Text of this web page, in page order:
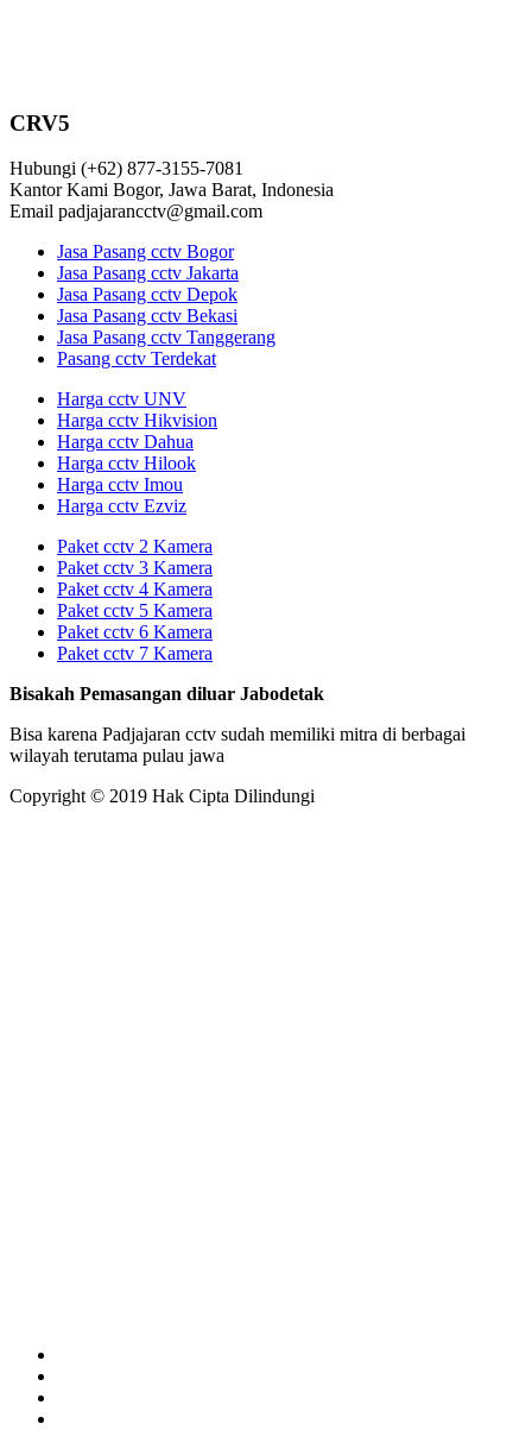
CRV5
Hubungi (+62) 877-3155-7081
Kantor Kami Bogor, Jawa Barat, Indonesia
Email padjajarancctv@gmail.com
Jasa Pasang cctv Bogor
Jasa Pasang cctv Jakarta
Jasa Pasang cctv Depok
Jasa Pasang cctv Bekasi
Jasa Pasang cctv Tanggerang
Pasang cctv Terdekat
Harga cctv UNV
Harga cctv Hikvision
Harga cctv Dahua
Harga cctv Hilook
Harga cctv Imou
Harga cctv Ezviz
Paket cctv 2 Kamera
Paket cctv 3 Kamera
Paket cctv 4 Kamera
Paket cctv 5 Kamera
Paket cctv 6 Kamera
Paket cctv 7 Kamera
Bisakah Pemasangan diluar Jabodetak
Bisa karena Padjajaran cctv sudah memiliki mitra di berbagai
wilayah terutama pulau jawa
Copyright © 2019 Hak Cipta Dilindungi